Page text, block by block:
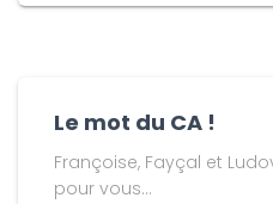
Le mot du CA !
Françoise, Fayçal et
pour vous...